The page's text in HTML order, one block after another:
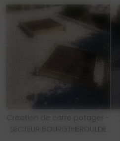
Création de carré potager -
SECTEUR BOURGTHEROULDE